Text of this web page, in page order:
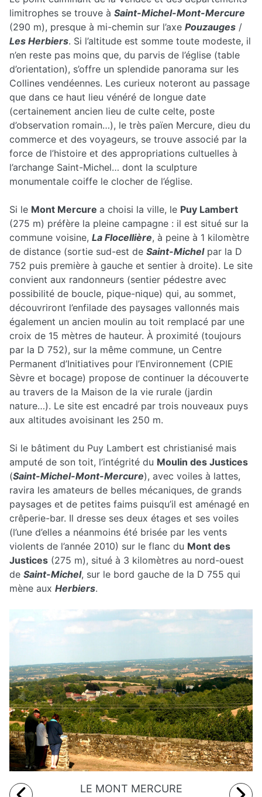
limitrophes se trouve à Saint-Michel-Mont-Mercure
(290 m), presque à mi-chemin sur l’axe Pouzauges /
Les Herbiers. Si l’altitude est somme toute modeste, il
n’en reste pas moins que, du parvis de l’église (table
d’orientation), s’offre un splendide panorama sur les
Collines vendéennes. Les curieux noteront au passage
que dans ce haut lieu vénéré de longue date
(certainement ancien lieu de culte celte, poste
d’observation romain…), le très païen Mercure, dieu du
commerce et des voyageurs, se trouve associé par la
force de l’histoire et des appropriations cultuelles à
l’archange Saint-Michel… dont la sculpture
monumentale coiffe le clocher de l’église.
Si le Mont Mercure a choisi la ville, le Puy Lambert
(275 m) préfère la pleine campagne : il est situé sur la
commune voisine, La Flocellière, à peine à 1 kilomètre
de distance (sortie sud-est de Saint-Michelpar la D
752 puis première à gauche et sentier à droite). Le site
convient aux randonneurs (sentier pédestre avec
possibilité de boucle, pique-nique) qui, au sommet,
découvriront l’enfilade des paysages vallonnés mais
également un ancien moulin au toit remplacé par une
croix de 15 mètres de hauteur. À proximité (toujours
par la D 752), sur la même commune, un Centre
Permanent d’Initiatives pour l’Environnement (CPIE
Sèvre et bocage) propose de continuer la découverte
au travers de la Maison de la vie rurale (jardin
nature…). Le site est encadré par trois nouveaux puys
aux altitudes avoisinant les 250 m.
Si le bâtiment du Puy Lambert est christianisé mais
amputé de son toit, l’intégrité du Moulin des Justices
(Saint-Michel-Mont-Mercure), avec voiles à lattes,
ravira les amateurs de belles mécaniques, de grands
paysages et de petites faims puisqu’il est aménagé en
crêperie-bar. Il dresse ses deux étages et ses voiles
(l’une d’elles a néanmoins été brisée par les vents
violents de l’année 2010) sur le flanc du Mont des
Justices (275 m), situé à 3 kilomètres au nord-ouest
de Saint-Michel, sur le bord gauche de la D 755 qui
mène aux Herbiers.
LE MONT MERCURE